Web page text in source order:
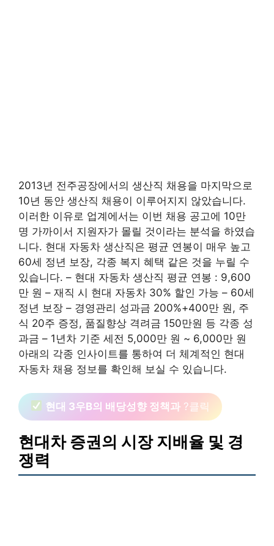
2013년 전주공장에서의 생산직 채용을 마지막으로
10년 동안 생산직 채용이 이루어지지 않았습니다.
이러한 이유로 업계에서는 이번 채용 공고에 10만
명 가까이서 지원자가 몰릴 것이라는 분석을 하였습
니다. 현대 자동차 생산직은 평균 연봉이 매우 높고
60세 정년 보장, 각종 복지 혜택 같은 것을 누릴 수
있습니다. – 현대 자동차 생산직 평균 연봉 : 9,600
만 원 – 재직 시 현대 자동차 30% 할인 가능 – 60세
정년 보장 – 경영관리 성과금 200%+400만 원, 주
식 20주 증정, 품질향상 격려금 150만원 등 각종 성
과금 – 1년차 기준 세전 5,000만 원 ~ 6,000만 원
아래의 각종 인사이트를 통하여 더 체계적인 현대
자동차 채용 정보를 확인해 보실 수 있습니다.
현대 3우B의 배당성향 정책과 ?클릭
현대차 증권의 시장 지배율 및 경
쟁력